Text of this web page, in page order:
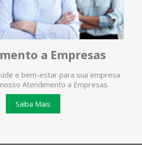
a Empresas
e bem-estar para sua empresa
Atendimento a Empresas.
Saiba Mais